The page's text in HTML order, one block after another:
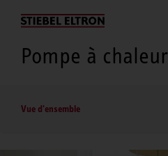
Entreprise
Pompe à chaleur
Vue d'ensemble